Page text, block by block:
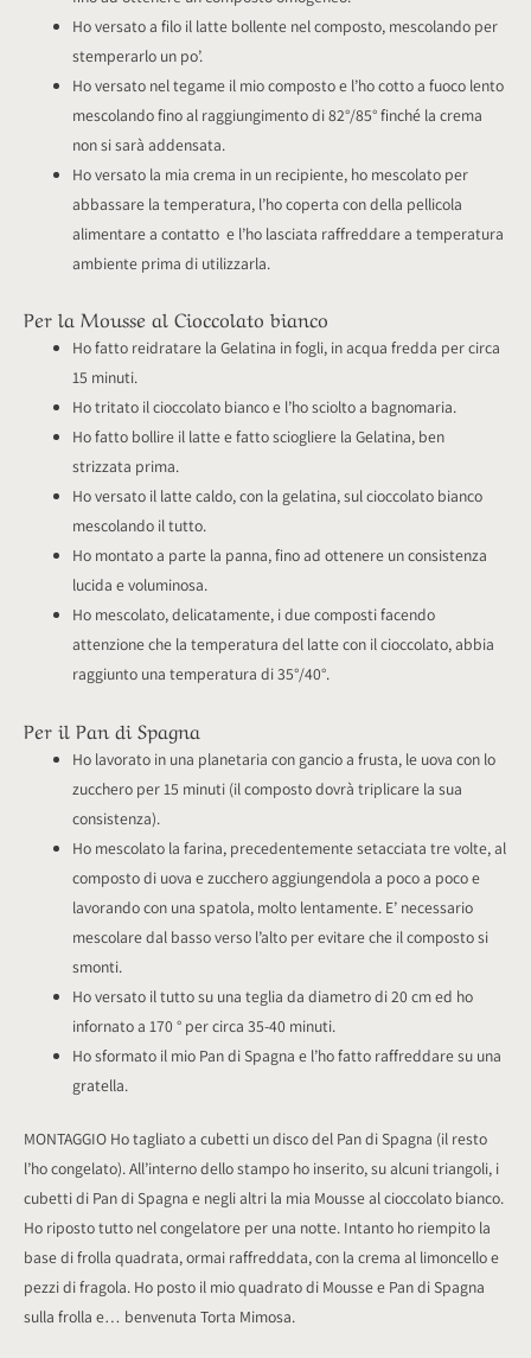
Ho versato a filo il latte bollente nel composto, mescolando per
stemperarlo un po’.
Ho versato nel tegame il mio composto e l’ho cotto a fuoco lento
mescolando fino al raggiungimento di 82°/85° finché la crema
non si sarà addensata.
Ho versato la mia crema in un recipiente, ho mescolato per
abbassare la temperatura, l’ho coperta con della pellicola
alimentare a contatto e l’ho lasciata raffreddare a temperatura
ambiente prima di utilizzarla.
Per la Mousse al Cioccolato bianco
Ho fatto reidratare la Gelatina in fogli, in acqua fredda per circa
15 minuti.
Ho tritato il cioccolato bianco e l’ho sciolto a bagnomaria.
Ho fatto bollire il latte e fatto sciogliere la Gelatina, ben
strizzata prima.
Ho versato il latte caldo, con la gelatina, sul cioccolato bianco
mescolando il tutto.
Ho montato a parte la panna, fino ad ottenere un consistenza
lucida e voluminosa.
Ho mescolato, delicatamente, i due composti facendo
attenzione che la temperatura del latte con il cioccolato, abbia
raggiunto una temperatura di 35°/40°.
Per il Pan di Spagna
Ho lavorato in una planetaria con gancio a frusta, le uova con lo
zucchero per 15 minuti (il composto dovrà triplicare la sua
consistenza).
Ho mescolato la farina, precedentemente setacciata tre volte, al
composto di uova e zucchero aggiungendola a poco a poco e
lavorando con una spatola, molto lentamente. E’ necessario
mescolare dal basso verso l’alto per evitare che il composto si
smonti.
Ho versato il tutto su una teglia da diametro di 20 cm ed ho
infornato a 170 ° per circa 35-40 minuti.
Ho sformato il mio Pan di Spagna e l’ho fatto raffreddare su una
gratella.
MONTAGGIO Ho tagliato a cubetti un disco del Pan di Spagna (il resto
l’ho congelato). All’interno dello stampo ho inserito, su alcuni triangoli, i
cubetti di Pan di Spagna e negli altri la mia Mousse al cioccolato bianco.
Ho riposto tutto nel congelatore per una notte. Intanto ho riempito la
base di frolla quadrata, ormai raffreddata, con la crema al limoncello e
pezzi di fragola. Ho posto il mio quadrato di Mousse e Pan di Spagna
sulla frolla e… benvenuta Torta Mimosa.